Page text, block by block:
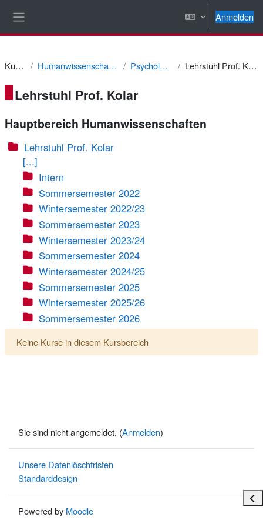
Anmelden
Kurse Humanwissenschaften Psychologie Lehrstuhl Prof. Kolar
Lehrstuhl Prof. Kolar
Hauptbereich Humanwissenschaften
Lehrstuhl Prof. Kolar
[...]
Intern
Sommersemester 2022
Wintersemester 2022/23
Sommersemester 2023
Wintersemester 2023/24
Sommersemester 2024
Wintersemester 2024/25
Sommersemester 2025
Wintersemester 2025/26
Sommersemester 2026
Keine Kurse in diesem Kursbereich
Sie sind nicht angemeldet. (Anmelden)
Unsere Datenlöschfristen
Standarddesign
Powered by Moodle